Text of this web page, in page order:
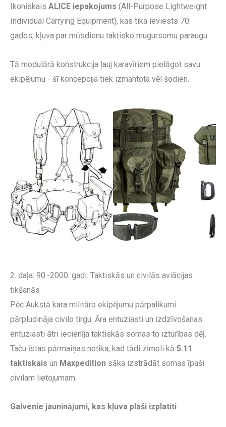
Ikoniskais ALICE iepakojums (All-Purpose Lightweight
Individual Carrying Equipment), kas tika ieviests 70.
gados, kļuva par mūsdienu taktisko mugursomu paraugu.
Tā modulārā konstrukcija ļauj karavīriem pielāgot savu
ekipējumu - šī koncepcija tiek izmantota vēl šodien.
2. daļa: 90.-2000. gadi: Taktiskās un civilās aviācijas
tikšanās
Pēc Aukstā kara militāro ekipējumu pārpalikumi
pārpludināja civilo tirgu. Āra entuziasti un izdzīvošanas
entuziasti ātri iecienīja taktiskās somas to izturības dēļ.
Taču īstas pārmaiņas notika, kad tādi zīmoli kā 5.11
taktiskais un Maxpedition sāka izstrādāt somas īpaši
civilam lietojumam.
Galvenie jauninājumi, kas kļuva plaši izplatīti